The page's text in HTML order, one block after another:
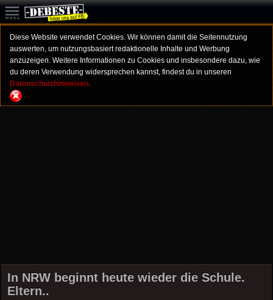
Diese Website verwendet Cookies. Wir können damit die Seitennutzung
auswerten, um nutzungsbasiert redaktionelle Inhalte und Werbung
anzuzeigen. Weitere Informationen zu Cookies und insbesondere dazu, wie
du deren Verwendung widersprechen kannst, findest du in unseren
Datenschutzhinweisen.
In NRW beginnt heute wieder die Schule.
Eltern..